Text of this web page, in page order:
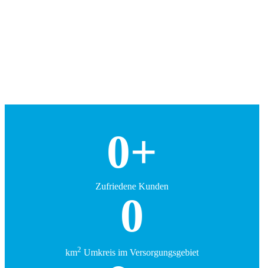
0+
Zufriedene Kunden
0
km2 Umkreis im Versorgungs­gebiet